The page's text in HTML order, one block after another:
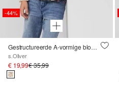
-44%
Gestructureerde A-vormige blouse met een pofkraag en kant
s.Oliver
€ 19,99€ 35,99